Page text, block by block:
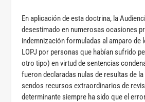
En aplicación de esta doctrina, la
desestimado en numerosas ocasiones
indemnización formuladas al amparo de
LOPJ por personas que habían sufrido
otro tipo) en virtud de sentencias
fueron declaradas nulas de resultas de
sendos recursos extraordinarios de
determinante siempre ha sido que el